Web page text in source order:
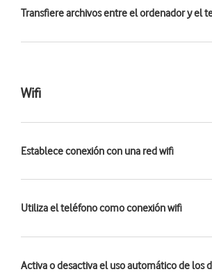
Transfiere archivos entre el ordenador y el
Wifi
Establece conexión con una red wifi
Utiliza el teléfono como conexión wifi
Activa o desactiva el uso automático de los